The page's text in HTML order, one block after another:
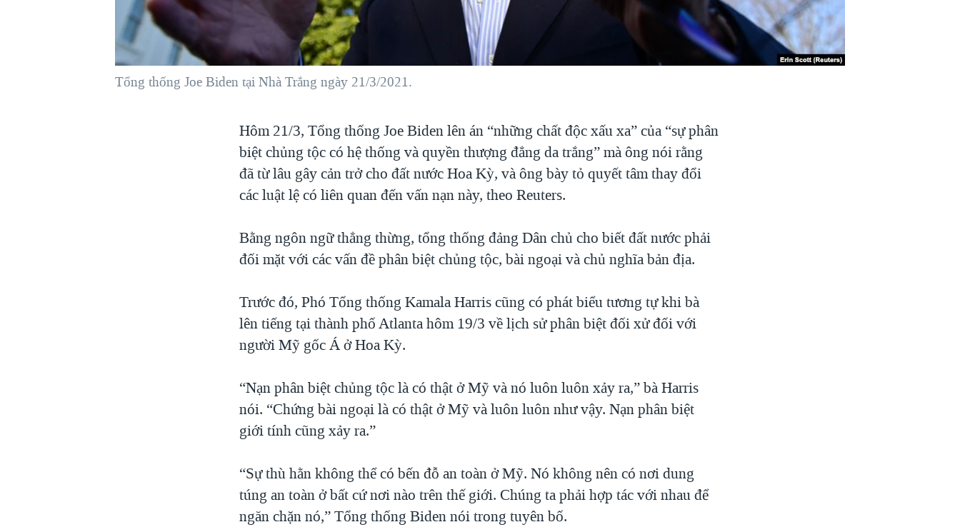
NGƯ DÂN VIỆT VÀ LÀN SÓNG
BÊN KIA QUỐC LỘ: TIẾNG VỌNGTổng thống Joe Biden tại Nhà Trắng ngày 21/3/2021.
Hôm 21/3, Tổng thống Joe Biden lên án “những chất độc xấu xa” của “sự phân
biệt chủng tộc có hệ thống và quyền thượng đẳng da trắng” mà ông nói rằng
đã từ lâu gây cản trở cho đất nước Hoa Kỳ, và ông bày tỏ quyết tâm thay đổi
các luật lệ có liên quan đến vấn nạn này, theo Reuters.
Bằng ngôn ngữ thẳng thừng, tổng thống đảng Dân chủ cho biết đất nước phải
đối mặt với các vấn đề phân biệt chủng tộc, bài ngoại và chủ nghĩa bản địa.
Trước đó, Phó Tổng thống Kamala Harris cũng có phát biểu tương tự khi bà
lên tiếng tại thành phố Atlanta hôm 19/3 về lịch sử phân biệt đối xử đối với
người Mỹ gốc Á ở Hoa Kỳ.
“Nạn phân biệt chủng tộc là có thật ở Mỹ và nó luôn luôn xảy ra,” bà Harris
nói. “Chứng bài ngoại là có thật ở Mỹ và luôn luôn như vậy. Nạn phân biệt
giới tính cũng xảy ra.”
“Sự thù hằn không thể có bến đỗ an toàn ở Mỹ. Nó không nên có nơi dung
túng an toàn ở bất cứ nơi nào trên thế giới. Chúng ta phải hợp tác với nhau để
ngăn chặn nó,” Tổng thống Biden nói trong tuyên bố.